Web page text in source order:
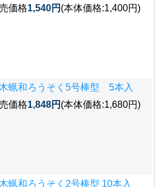
価格1,540円 (本体価格:1,400円)
蝋和ろうそく5号棒型 5本入
価格1,848円 (本体価格:1,680円)
蝋和ろうそく2号棒型 10本入